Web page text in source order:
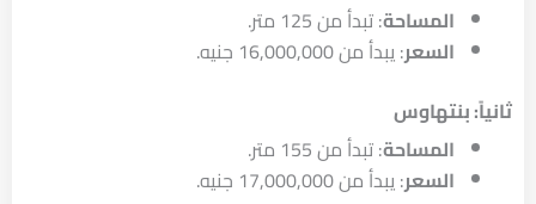
المساحة: تبدأ من 125 متر.
السعر: يبدأ من 16,000,000 جنيه.
ثانياً: بنتهاوس
المساحة: تبدأ من 155 متر.
السعر: يبدأ من 17,000,000 جنيه.